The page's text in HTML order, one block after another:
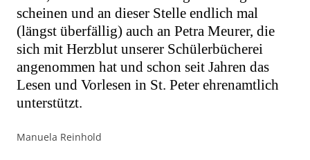
scheinen und an dieser Stelle endlich mal
(längst überfällig) auch an Petra Meurer, die
sich mit Herzblut unserer Schülerbücherei
angenommen hat und schon seit Jahren das
Lesen und Vorlesen in St. Peter ehrenamtlich
unterstützt.
Manuela Reinhold